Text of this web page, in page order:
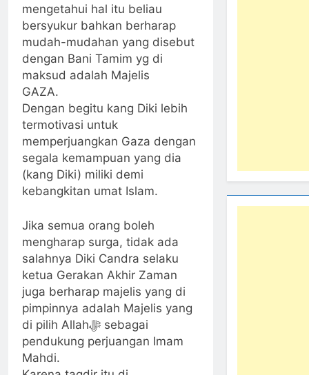
mengetahui hal itu beliau
bersyukur bahkan berharap
mudah-mudahan yang disebut
dengan Bani Tamim yg di
maksud adalah Majelis
GAZA.
Dengan begitu kang Diki lebih
termotivasi untuk
memperjuangkan Gaza dengan
segala kemampuan yang dia
(kang Diki) miliki demi
kebangkitan umat Islam.
Jika semua orang boleh
mengharap surga, tidak ada
salahnya Diki Candra selaku
ketua Gerakan Akhir Zaman
juga berharap majelis yang di
pimpinnya adalah Majelis yang
di pilih Allahﷻ sebagai
pendukung perjuangan Imam
Mahdi.